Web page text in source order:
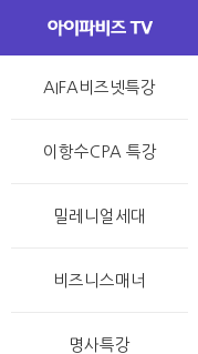
AIFA비즈넷특강
이항수CPA 특강
밀레니얼세대
비즈니스매너
명사특강